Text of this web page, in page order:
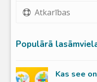
Atkarības
Populārā
Kas see